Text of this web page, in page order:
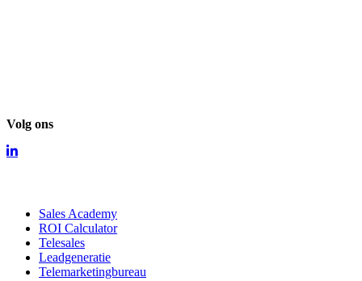
Volg ons
Sales Academy
ROI Calculator
Telesales
Leadgeneratie
Telemarketingbureau